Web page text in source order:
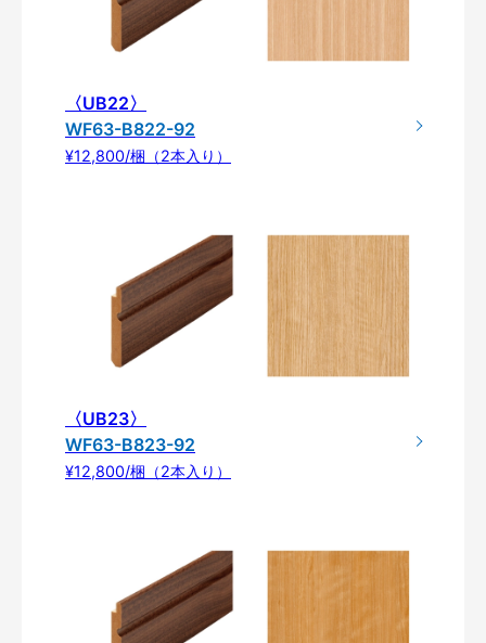
〈UB22〉
WF63-B822-92
¥12,800/梱（2本入り）
〈UB23〉
WF63-B823-92
¥12,800/梱（2本入り）